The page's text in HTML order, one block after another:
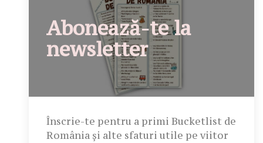
Abonează-te la
newsletter
Înscrie-te pentru a primi Bucketlist de
România și alte sfaturi utile pe viitor